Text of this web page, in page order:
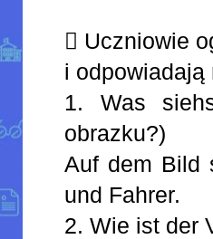
 Uczniowie
i odpowiadają
1. Was
obrazku?)
Auf dem Bild
und Fahrer.
2. Wie ist der